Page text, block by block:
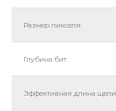
Размер пикселя
Глубина бит
Эффективная длина щели